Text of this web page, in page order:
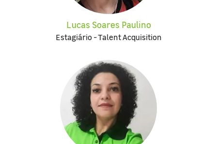
Lucas Soares Paulino
Estagiário - Talent Acquisition